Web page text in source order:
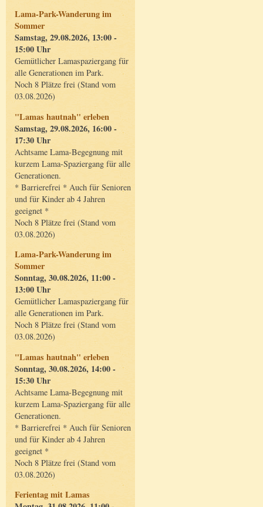
Lama-Park-Wanderung im
Sommer
Samstag, 29.08.2026, 13:00 -
15:00 Uhr
Gemütlicher Lamaspaziergang für
alle Generationen im Park.
Noch 8 Plätze frei (Stand vom
03.08.2026)
"Lamas hautnah" erleben
Samstag, 29.08.2026, 16:00 -
17:30 Uhr
Achtsame Lama-Begegnung mit
kurzem Lama-Spaziergang für alle
Generationen.
* Barrierefrei * Auch für Senioren
und für Kinder ab 4 Jahren
geeignet *
Noch 8 Plätze frei (Stand vom
03.08.2026)
Lama-Park-Wanderung im
Sommer
Sonntag, 30.08.2026, 11:00 -
13:00 Uhr
Gemütlicher Lamaspaziergang für
alle Generationen im Park.
Noch 8 Plätze frei (Stand vom
03.08.2026)
"Lamas hautnah" erleben
Sonntag, 30.08.2026, 14:00 -
15:30 Uhr
Achtsame Lama-Begegnung mit
kurzem Lama-Spaziergang für alle
Generationen.
* Barrierefrei * Auch für Senioren
und für Kinder ab 4 Jahren
geeignet *
Noch 8 Plätze frei (Stand vom
03.08.2026)
Ferientag mit Lamas